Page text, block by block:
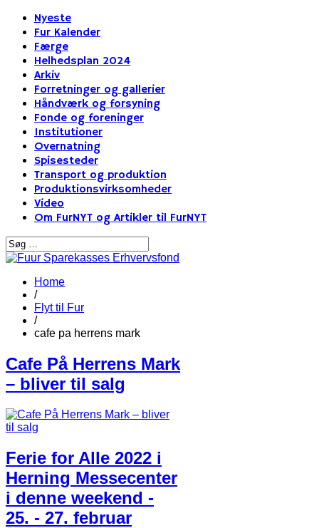
Nyeste
Fur Kalender
Færge
Helhedsplan 2024
Arkiv
Forretninger og gallerier
Håndværk og forsyning
Fonde og foreninger
Institutioner
Overnatning
Spisesteder
Transport og produktion
Produktionsvirksomheder
Video
Om FurNYT og Artikler til FurNYT
Home
/
Flyt til Fur
/
cafe pa herrens mark
Cafe På Herrens Mark
– bliver til salg
Ferie for Alle 2022 i
Herning Messecenter
i denne weekend -
25. - 27. februar